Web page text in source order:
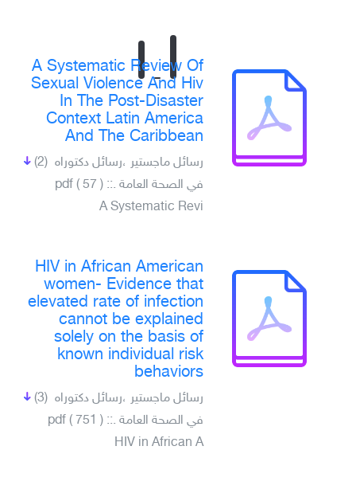
A Systematic Review Of
Sexual Violence And Hiv
In The Post-Disaster
Context Latin America
And The Caribbean
(2) رسائل ماجستير ،رسائل دكتوراه
في الصحة العامة .pdf ( 57 ) ::
A Systematic Revi
HIV in African American
women- Evidence that
elevated rate of infection
cannot be explained
solely on the basis of
known individual risk
behaviors
(3) رسائل ماجستير ،رسائل دكتوراه
في الصحة العامة .pdf ( 751 ) ::
HIV in African A